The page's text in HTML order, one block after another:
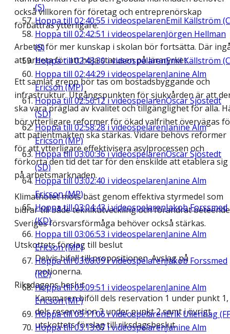
(S)
Hoppa till 02:40:55 i videospelarenEmil Källström
Hoppa till 02:42:51 i videospelarenJörgen Hellman
(S)
Hoppa till02:43:30i videospelarenEmil Källström
Hoppa till 02:44:29 i videospelarenJanine Alm
Ericson (MP)
Hoppa till02:56:12i videospelarenOscar Sjöstedt
(SD)
Hoppa till02:58:28i videospelarenJanine Alm
Ericson (MP)
Hoppa till03:00:36i videospelarenOscar Sjöstedt
(SD)
Hoppa till03:02:40 i videospelarenJanine Alm
Ericson (MP)
Hoppa till03:04:43i videospelarenJakob Forssmed
(KD)
Hoppa till 03:06:53 i videospelarenJanine Alm
Ericson (MP)
Hoppa till03:08:09i videospelarenJakob Forssmed
(KD)
Hoppa till03:09:51 i videospelarenJanine Alm
Ericson (MP)
Hoppa till03:11:06i videospelarenErik Ullenhag
Hoppa till03:13:07i videospelarenJanine Alm
också villkoren för företag och entreprenörskap
förbättras ytterligare.
Arbetet för mer kunskap i skolan bör fortsätta. Där
att arbeta för att höja statusen på läraryrket.
Ett samlat grepp bör tas om bostadsbyggande och
infrastruktur. Utgångspunkten för sjukvården är att
ska vara präglad av kvalitet och tillgänglighet för alla.
bör ytterligare reformer för ökad valfrihet övervägas
att patientmakten ska stärkas. Vidare behövs reformer
för att ytterligare effektivisera asylprocessen och
förkorta den tid det tar för den enskilde att etablera sig
på arbetsmarknaden.
Klimathotet möts bäst genom effektiva styrmedel som
bidrar till både teknikutveckling och förändrat
Sveriges försvarsförmåga behöver också stärkas.
Utskottets förslag till beslut
Delvis bifall till propositionen. Avslag på
motionerna.
Riksdagens beslut
Kammaren biföll dels reservation 1 under punkt 1,
dels reservation 3 under punkt 2 samt i övrigt
utskottets förslag till riksdagsbeslut.